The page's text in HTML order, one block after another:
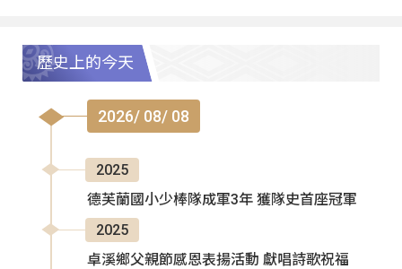
歷史上的今天
2026/ 08/ 08
2025
德芙蘭國小少棒隊成軍3年 獲隊史首座冠軍
2025
卓溪鄉父親節感恩表揚活動 獻唱詩歌祝福